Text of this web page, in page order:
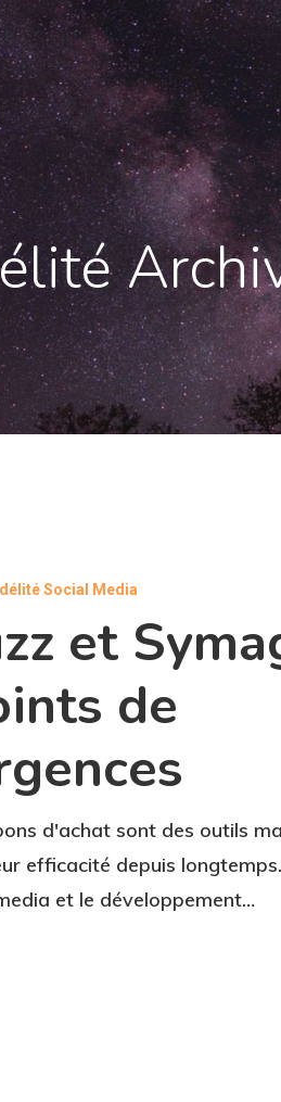
Social Media
et
de
d'achat sont des outils
efficacité depuis
et le développement…